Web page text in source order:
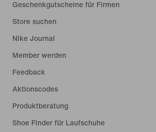
Geschenkgutscheine für Firmen
Store suchen
Nike Journal
Member werden
Feedback
Aktionscodes
Produktberatung
Shoe Finder für Laufschuhe